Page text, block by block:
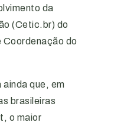
da
(Cetic.br) do
do
que, em
brasileiras
o maior